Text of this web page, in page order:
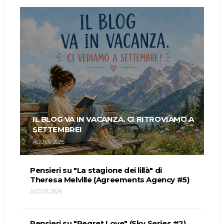
IL BLOG VA IN VACANZA. CI RITROVIAMO A
SETTEMBRE!
AGO 06, 2026
Pensieri su "La stagione dei lillà" di
Theresa Melville (Agreements Agency #5)
AGO 05, 2026